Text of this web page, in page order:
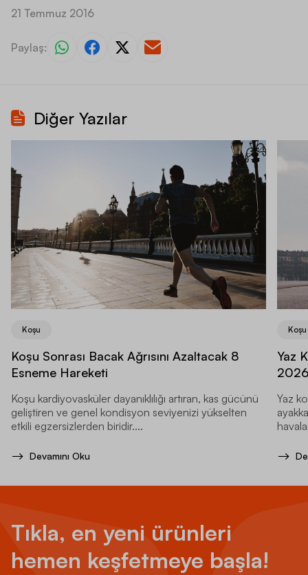
21 Temmuz 2016
Paylaş:
Diğer Yazılar
Koşu
Koşu Sonrası Bacak Ağrısını Azaltacak 8
Esneme Hareketi
Koşu kardiyovasküler dayanıklılığı artıran, kas gücünü
geliştiren ve genel kondisyon seviyenizi yükselten
etkili egzersizlerden biridir....
Devamını Oku
Koşu
Yaz
2026
Yaz
Tıkla, en yeni ürünleri
hemen keşfetmeye başla!